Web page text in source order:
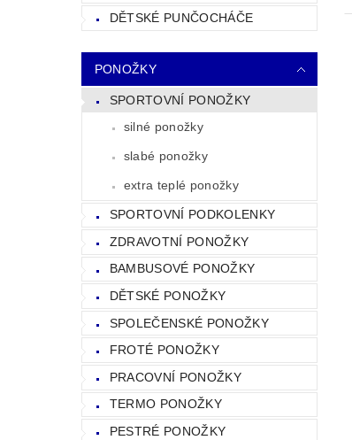
DĚTSKÉ PUNČOCHÁČE
PONOŽKY
SPORTOVNÍ PONOŽKY
silné ponožky
slabé ponožky
extra teplé ponožky
SPORTOVNÍ PODKOLENKY
ZDRAVOTNÍ PONOŽKY
BAMBUSOVÉ PONOŽKY
DĚTSKÉ PONOŽKY
SPOLEČENSKÉ PONOŽKY
FROTÉ PONOŽKY
PRACOVNÍ PONOŽKY
TERMO PONOŽKY
PESTRÉ PONOŽKY